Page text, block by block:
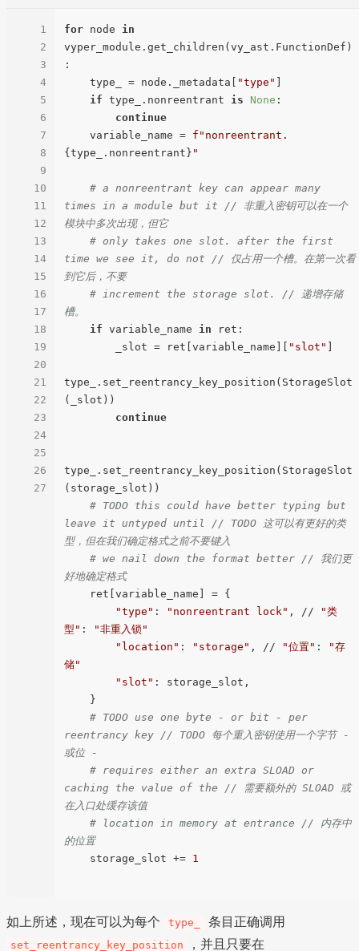
1
2
3
4
5
6
7
8
9
10
11
12
13
14
15
16
17
18
19
20
21
22
23
24
25
26
27
for node in
vyper_module.get_children(vy_ast.FunctionDef)
:
    type_ = node._metadata[
"type"
if type_.nonreentrant is None :
continue
    variable_name =
f"nonreentrant.
{type_.nonreentrant} "
# a nonreentrant key can appear many
times in a module but it // 非重入密钥可以在一个
模块中多次出现，但它
# only takes one slot. after the first
time we see it, do not // 仅占用一个槽。在第一次看
到它后，不要
# increment the storage slot. // 递增存储
槽。
if variable_name in ret:
        _slot = ret[variable_name][
"slot"
type_.set_reentrancy_key_position(StorageSlot
(_slot))
continue
type_.set_reentrancy_key_position(StorageSlot
(storage_slot))
# TODO this could have better typing but
leave it untyped until // TODO 这可以有更好的类
型，但在我们确定格式之前不要键入
# we nail down the format better // 我们更
好地确定格式
"type" : "nonreentrant lock" , //
"类
型" :
"非重入锁"
"location" : "storage" , // "位置" :
"存
储"
"slot" : storage_slot,
# TODO use one byte - or bit - per
reentrancy key // TODO 每个重入密钥使用一个字节 -
或位 -
# requires either an extra SLOAD or
caching the value of the // 需要额外的 SLOAD 或
在入口处缓存该值
# location in memory at entrance // 内存中
的位置
    storage_slot +=
1
如上所述，现在可以为每个 type_ 条目正确调用
set_reentrancy_key_position ，并且只要在